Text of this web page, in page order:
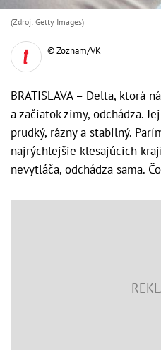
(Zdroj: Getty Images)
© Zoznam/VK
BRATISLAVA – Delta, ktorá
a začiatok zimy, odchádza.
prudký, rázny a stabilný.
najrýchlejšie klesajúcich
nevytláča, odchádza sama.